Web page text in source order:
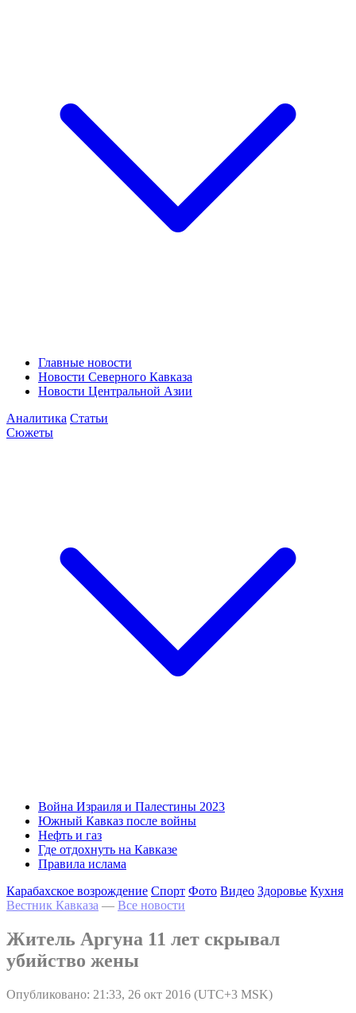
Главные новости
Новости Северного Кавказа
Новости Центральной Азии
Аналитика Статьи
Сюжеты
Война Израиля и Палестины 2023
Южный Кавказ после войны
Нефть и газ
Где отдохнуть на Кавказе
Правила ислама
Карабахское возрождение Спорт Фото Видео Здоровье Кухня
Вестник Кавказа — Все новости
Житель Аргуна 11 лет скрывал
убийство жены
Опубликовано: 21:33, 26 окт 2016 (UTC+3 MSK)